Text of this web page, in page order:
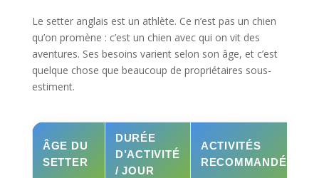
Le setter anglais est un athlète. Ce n’est pas un chien
qu’on promène : c’est un chien avec qui on vit des
aventures. Ses besoins varient selon son âge, et c’est
quelque chose que beaucoup de propriétaires sous-
estiment.
ÂGE DU
SETTER
DURÉE
D’ACTIVITÉ
/ JOUR
ACTIVITÉS
RECOMMANDÉES